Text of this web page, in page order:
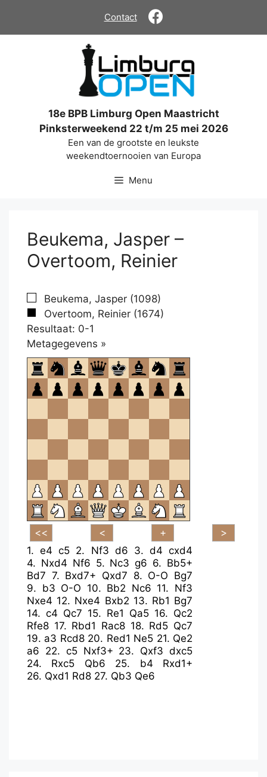
de
Contact
18e BPB Limburg Open Maastricht
Pinksterweekend 22 t/m 25 mei 2026
Een van de grootste en leukste
weekendtoernooien van Europa
Menu
Beukema, Jasper –
Overtoom, Reinier
Beukema, Jasper (1098)
Overtoom, Reinier (1674)
Resultaat: 0-1
Metagegevens »
om
te
openen.
1.e4 c5 2. Nf3 d6 3. d4 cxd4
4. Nxd4 Nf6 5. Nc3 g6 6. Bb5+
Bd7 7. Bxd7+ Qxd7 8. O-O Bg7
9. b3 O-O 10. Bb2 Nc6 11. Nf3
Nxe4 12. Nxe4 Bxb2 13. Rb1 Bg7
14. c4 Qc7 15. Re1 Qa5 16. Qc2
Rfe8 17. Rbd1 Rac8 18. Rd5 Qc7
19. a3 Rcd8 20. Red1 Ne5 21. Qe2
a6 22. c5 Nxf3+ 23. Qxf3 dxc5
24. Rxc5 Qb6 25. b4
Rxd1+
26. Qxd1 Rd8 27. Qb3 Qe6